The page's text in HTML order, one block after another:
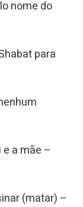
nome do
para
a mãe –
(matar) –